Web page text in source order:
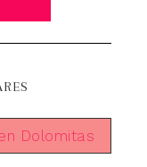
Dolomitas